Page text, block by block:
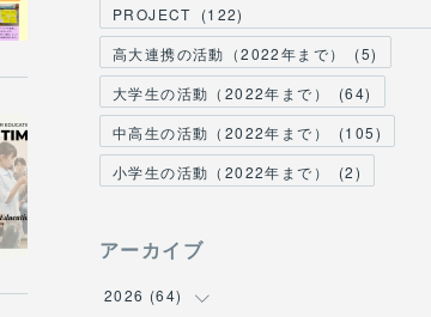
PROJECT
(122)
高大連携の活動（2022年まで）
(5)
大学生の活動（2022年まで）
(64)
中高生の活動（2022年まで）
(105)
小学生の活動（2022年まで）
(2)
アーカイブ
2026 (64)